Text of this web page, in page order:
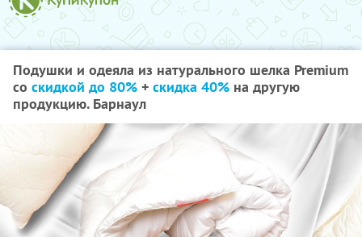
Подушки и одеяла из натурального шелка Premium
со скидкой до 80% + скидка 40% на другую
продукцию. Барнаул